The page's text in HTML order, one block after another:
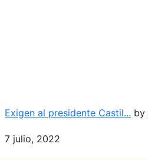
Exigen al presidente Castil... by
7 julio, 2022